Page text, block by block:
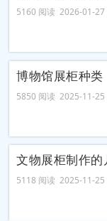
5160 阅读 2026-01-27
博物馆展柜种类
5850 阅读 2025-11-25
文物展柜制作
5118 阅读 2025-11-25